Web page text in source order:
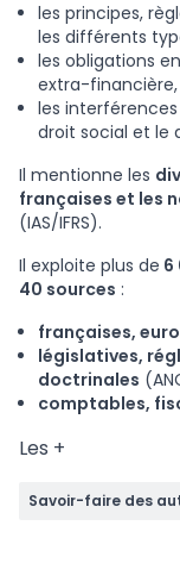
les principes,
les différents
les obligations
extra-
les
droit social et le
Il mentionne les
françaises et les
(IAS/IFRS).
Il exploite plus de 6
40 sources :
françaises,
législatives,
doctrinales
comptables,
Les +
Savoir-faire des